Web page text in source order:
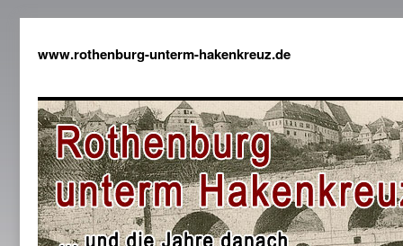
www.rothenburg-unterm-hakenkreuz.de